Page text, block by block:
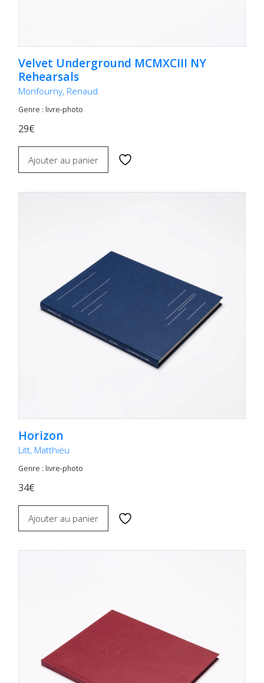
Velvet Underground MCMXCIII NY
Rehearsals
Monfourny, Renaud
Genre : livre-photo
29€
Ajouter au panier
Horizon
Litt, Matthieu
Genre : livre-photo
34€
Ajouter au panier